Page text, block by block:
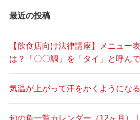
最近の投稿
【飲食店向け法律講座】メニュー
は？「〇〇鯛」を「タイ」と呼ん
気温が上がって汗をかくようにな
旬の魚一覧カレンダー（12ヶ月）